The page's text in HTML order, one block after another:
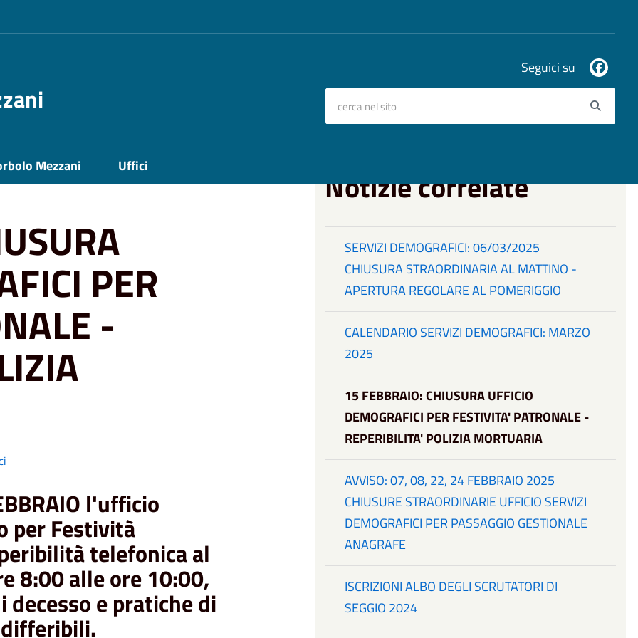
Seguici su
Mezzani Uffici
DEMOGRAFICI PER FESTIVITA'
PER
-
l'ufficio
per Festività
à telefonica al
8:00 alle ore 10:00,
decesso e pratiche di
Notizie correlate
SERVIZI DEMOGRAFICI: 06/03/2025
CHIUSURA STRAORDINARIA AL MATTINO -
APERTURA REGOLARE AL POMERIGGIO
CALENDARIO SERVIZI DEMOGRAFICI: MARZO
2025
15 FEBBRAIO: CHIUSURA UFFICIO
DEMOGRAFICI PER FESTIVITA' PATRONALE -
REPERIBILITA' POLIZIA MORTUARIA
AVVISO: 07, 08, 22, 24 FEBBRAIO 2025
CHIUSURE STRAORDINARIE UFFICIO SERVIZI
DEMOGRAFICI PER PASSAGGIO GESTIONALE
ANAGRAFE
ISCRIZIONI ALBO DEGLI SCRUTATORI DI
SEGGIO 2024